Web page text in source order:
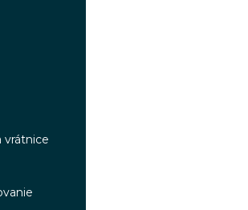
vrátnice